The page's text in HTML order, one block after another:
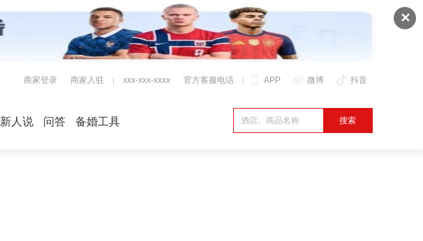
✕
APP 微博 抖音
商家登录 商家入驻 xxx-xxx-xxxx 官方客服电话
新人说 问答 备婚工具